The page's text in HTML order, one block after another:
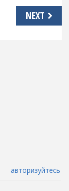
NEXT
авторизуйтесь